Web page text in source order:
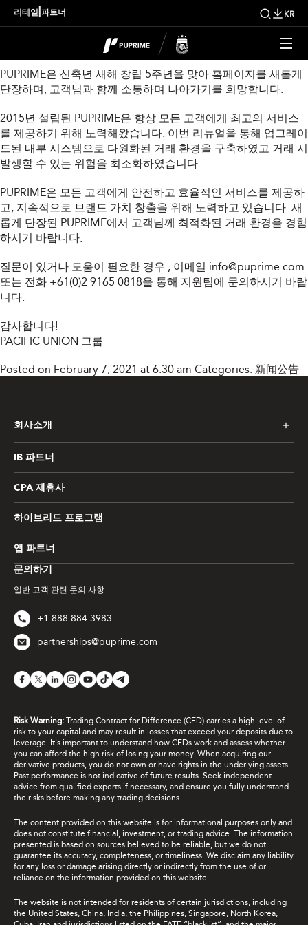
리테일 파트너 KR
PUPRIME 2021
PUPRIME은 신축년 새해 창립 5주년을 맞아 홈페이지를 새롭게
단장하며, 고객님과 함께 소통하며 나아가기를 희망합니다.
2015년 설립된 PUPRIME은 항상 모든 고객에게 최고의 서비스
를 제공하기 위해 노력해왔습니다. 이번 리뉴얼을 통해 업그레이
드된 내부 시스템으로 다원화된 거래 환경을 구축하였고 거래 시
발생할 수 있는 위험을 최소화하였습니다.
PUPRIME은 모든 고객에게 안전하고 효율적인 서비스를 제공하
고, 지속적으로 브랜드 가치 창출을 위해 노력하고 있습니다. 새
롭게 단장된 PUPRIME에서 고객님께 최적화된 거래 환경을 경험
하시기 바랍니다.
질문이 있거나 도움이 필요한 경우 , 이메일 info@puprime.com
또는 전화 +61(0)2 9165 0818을 통해 지원팀에 문의하시기 바랍
니다.
감사합니다!
PACIFIC UNION 그룹
Posted on February 7, 2021 at 6:30 am Categories: 新闻公告
문의하기
일반 고객 관련 문의 사항
+1 888 884 3983
partnerships@puprime.com
회사소개
IB 파트너
CPA 제휴사
하이브리드 프로그램
앱 파트너
Risk Warning: Trading Contract for Difference (CFD) carries a high level of
risk to your capital and may result in losses that exceed your deposits due to
leverage. It's important to understand how CFDs work and assess whether
you can afford the high risk of losing your money. When acquiring our
derivative products, you do not own or have rights in the underlying assets.
Past performance is not indicative of future results. Seek independent
advice from qualified experts if necessary, and ensure you fully understand
the risks before making any trading decisions.
The content provided on this website is for informational purposes only and
does not constitute financial, investment, or trading advice. The information
presented is based on sources believed to be reliable, but we do not
guarantee its accuracy, completeness, or timeliness. We disclaim any liability
for any loss or damage arising directly or indirectly from the use of or
reliance on the information provided on this website.
The website is not intended for residents of certain jurisdictions, including
the United States, China, India, the Philippines, Singapore, North Korea,